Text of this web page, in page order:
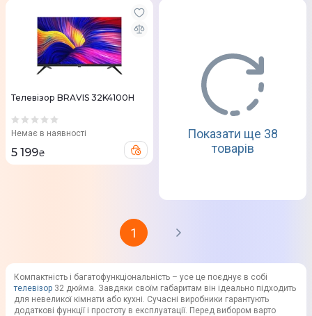
Телевізор BRAVIS 32K4100H
Немає в наявності
5 199₴
Показати ще 38
товарів
1
Компактність і багатофункціональність – усе це поєднує в собі
телевізор 32 дюйма. Завдяки своїм габаритам він ідеально підходить
для невеликої кімнати або кухні. Сучасні виробники гарантують
додаткові функції і простоту в експлуатації. Перед вибором варто